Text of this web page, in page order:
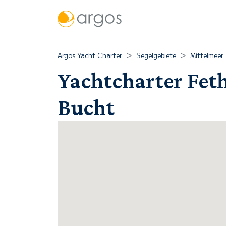
Argos Yacht Charter Segelgebiete Mittelmeer
Yachtcharter
Bucht